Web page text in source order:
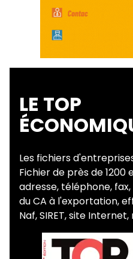
LE TOP
Les fichiers
Fichier de près de 1200
adresse, téléphone,
du CA à l'exportation,
Naf, SIRET, site